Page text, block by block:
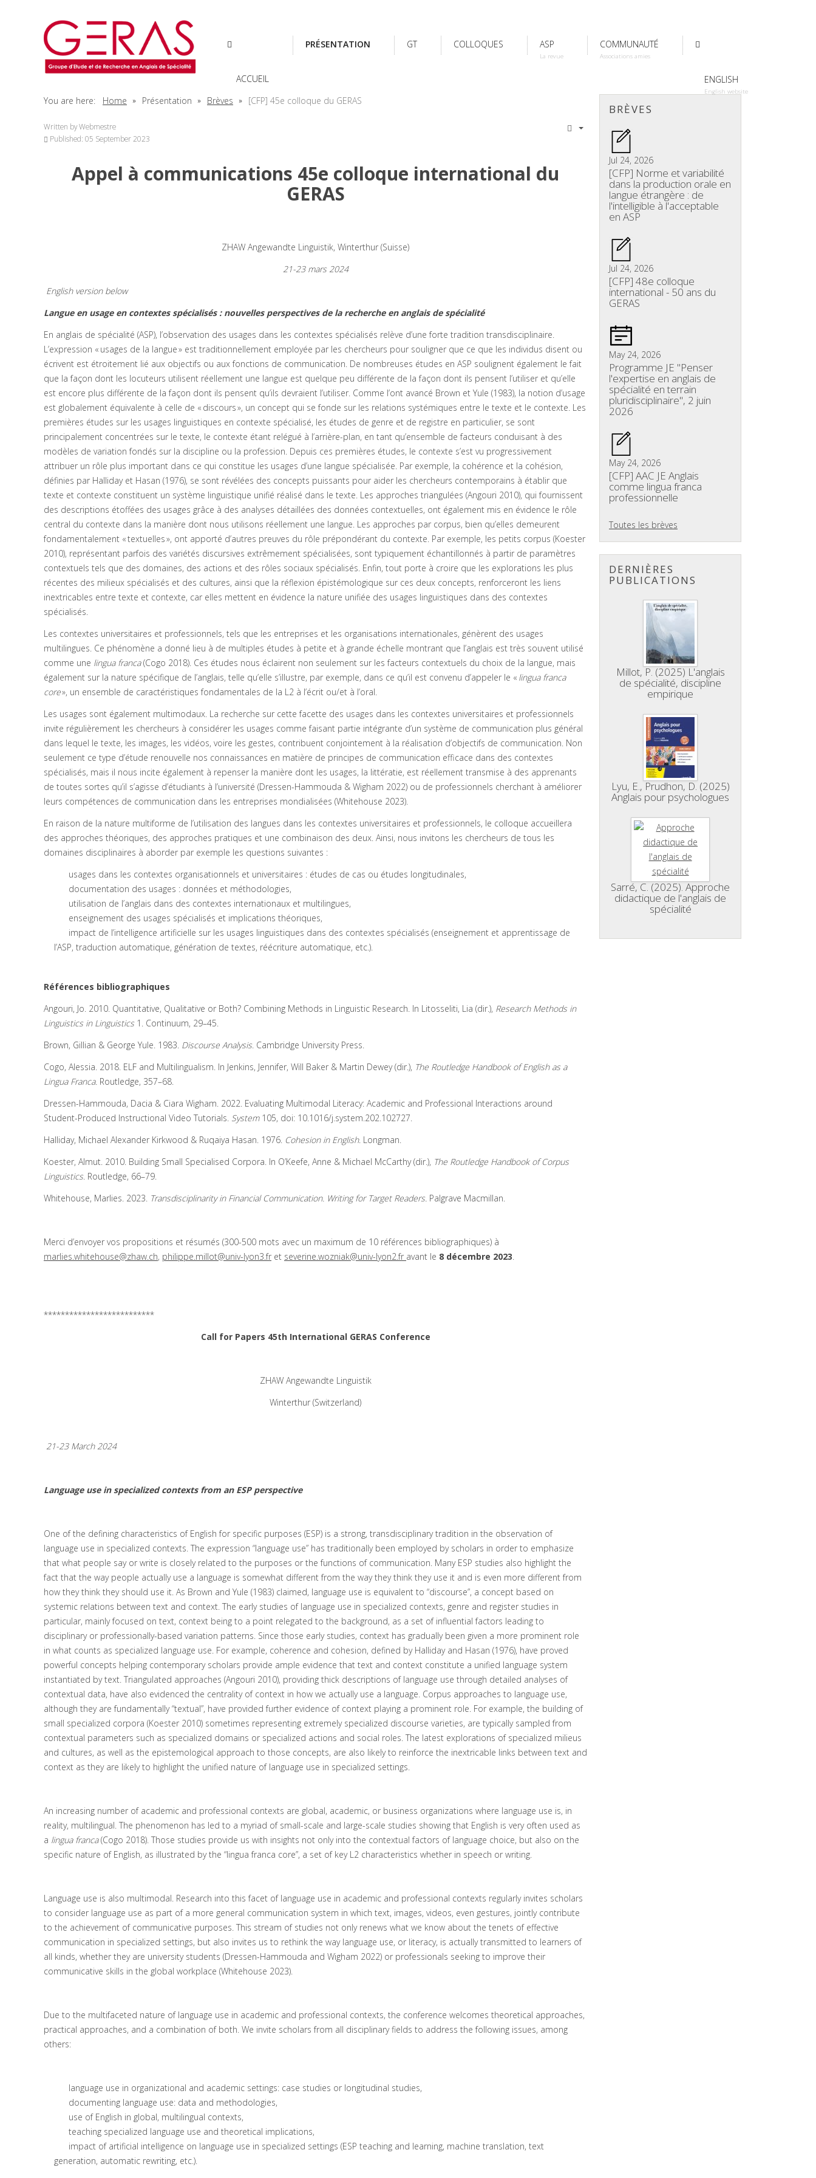
ACCUEIL
PRÉSENTATION GT COLLOQUES ASP
La revue
COMMUNAUTÉ
Associations amies
ENGLISH
English website
You are here: Home Présentation Brèves [CFP] 45e colloque du GERAS
Written byWebmestre
Published: 05 September 2023
Appel à communications 45e colloque international du
GERAS
ZHAW Angewandte Linguistik, Winterthur (Suisse)
21-23 mars 2024
English version below
Langue en usage en contextes spécialisés : nouvelles perspectives de la recherche en anglais de spécialité
En anglais de spécialité (ASP), l’observation des usages dans les contextes spécialisés relève d’une forte tradition transdisciplinaire.
L’expression « usages de la langue » est traditionnellement employée par les chercheurs pour souligner que ce que les individus disent ou
écrivent est étroitement lié aux objectifs ou aux fonctions de communication. De nombreuses études en ASP soulignent également le fait
que la façon dont les locuteurs utilisent réellement une langue est quelque peu différente de la façon dont ils pensent l’utiliser et qu’elle
est encore plus différente de la façon dont ils pensent qu’ils devraient l’utiliser. Comme l’ont avancé Brown et Yule (1983), la notion d’usage
est globalement équivalente à celle de « discours », un concept qui se fonde sur les relations systémiques entre le texte et le contexte. Les
premières études sur les usages linguistiques en contexte spécialisé, les études de genre et de registre en particulier, se sont
principalement concentrées sur le texte, le contexte étant relégué à l’arrière-plan, en tant qu’ensemble de facteurs conduisant à des
modèles de variation fondés sur la discipline ou la profession. Depuis ces premières études, le contexte s’est vu progressivement
attribuer un rôle plus important dans ce qui constitue les usages d’une langue spécialisée. Par exemple, la cohérence et la cohésion,
définies par Halliday et Hasan (1976), se sont révélées des concepts puissants pour aider les chercheurs contemporains à établir que
texte et contexte constituent un système linguistique unifié réalisé dans le texte. Les approches triangulées (Angouri 2010), qui fournissent
des descriptions étoffées des usages grâce à des analyses détaillées des données contextuelles, ont également mis en évidence le rôle
central du contexte dans la manière dont nous utilisons réellement une langue. Les approches par corpus, bien qu’elles demeurent
fondamentalement « textuelles », ont apporté d’autres preuves du rôle prépondérant du contexte. Par exemple, les petits corpus (Koester
2010), représentant parfois des variétés discursives extrêmement spécialisées, sont typiquement échantillonnés à partir de paramètres
contextuels tels que des domaines, des actions et des rôles sociaux spécialisés. Enfin, tout porte à croire que les explorations les plus
récentes des milieux spécialisés et des cultures, ainsi que la réflexion épistémologique sur ces deux concepts, renforceront les liens
inextricables entre texte et contexte, car elles mettent en évidence la nature unifiée des usages linguistiques dans des contextes
spécialisés.
Les contextes universitaires et professionnels, tels que les entreprises et les organisations internationales, génèrent des usages
multilingues. Ce phénomène a donné lieu à de multiples études à petite et à grande échelle montrant que l’anglais est très souvent utilisé
comme une lingua franca(Cogo 2018). Ces études nous éclairent non seulement sur les facteurs contextuels du choix de la langue, mais
également sur la nature spécifique de l’anglais, telle qu’elle s’illustre, par exemple, dans ce qu’il est convenu d’appeler le « lingua franca
core», un ensemble de caractéristiques fondamentales de la L2 à l’écrit ou/et à l’oral.
Les usages sont également multimodaux. La recherche sur cette facette des usages dans les contextes universitaires et professionnels
invite régulièrement les chercheurs à considérer les usages comme faisant partie intégrante d’un système de communication plus général
dans lequel le texte, les images, les vidéos, voire les gestes, contribuent conjointement à la réalisation d’objectifs de communication. Non
seulement ce type d’étude renouvelle nos connaissances en matière de principes de communication efficace dans des contextes
spécialisés, mais il nous incite également à repenser la manière dont les usages, la littératie, est réellement transmise à des apprenants
de toutes sortes qu’il s’agisse d’étudiants à l’université (Dressen-Hammouda & Wigham 2022) ou de professionnels cherchant à améliorer
leurs compétences de communication dans les entreprises mondialisées (Whitehouse 2023).
En raison de la nature multiforme de l’utilisation des langues dans les contextes universitaires et professionnels, le colloque accueillera
des approches théoriques, des approches pratiques et une combinaison des deux. Ainsi, nous invitons les chercheurs de tous les
domaines disciplinaires à aborder par exemple les questions suivantes :
usages dans les contextes organisationnels et universitaires : études de cas ou études longitudinales,
documentation des usages : données et méthodologies,
utilisation de l’anglais dans des contextes internationaux et multilingues,
enseignement des usages spécialisés et implications théoriques,
impact de l’intelligence artificielle sur les usages linguistiques dans des contextes spécialisés (enseignement et apprentissage de
l’ASP, traduction automatique, génération de textes, réécriture automatique, etc.).
Références bibliographiques
Angouri, Jo. 2010. Quantitative, Qualitative or Both? Combining Methods in Linguistic Research. In Litosseliti, Lia (dir.), Research Methods in
Linguistics in Linguistics 1. Continuum, 29–45.
Brown, Gillian & George Yule. 1983. Discourse Analysis. Cambridge University Press.
Cogo, Alessia. 2018. ELF and Multilingualism. In Jenkins, Jennifer, Will Baker & Martin Dewey (dir.), The Routledge Handbook of English as a
Lingua Franca. Routledge, 357–68.
Dressen-Hammouda, Dacia & Ciara Wigham. 2022. Evaluating Multimodal Literacy: Academic and Professional Interactions around
Student-Produced Instructional Video Tutorials. System105, doi: 10.1016/j.system.202.102727.
Halliday, Michael Alexander Kirkwood & Ruqaiya Hasan. 1976. Cohesion in English. Longman.
Koester, Almut. 2010. Building Small Specialised Corpora. In O’Keefe, Anne & Michael McCarthy (dir.), The Routledge Handbook of Corpus
Linguistics. Routledge, 66–79.
Whitehouse, Marlies. 2023. Transdisciplinarity in Financial Communication. Writing for Target Readers. Palgrave Macmillan.
Merci d’envoyer vos propositions et résumés (300-500 mots avec un maximum de 10 références bibliographiques) à
marlies.whitehouse@zhaw.ch, philippe.millot@univ-lyon3.fr et severine.wozniak@univ-lyon2.fr avant le 8 décembre 2023.
**************************
Call for Papers 45th International GERAS Conference
ZHAW Angewandte Linguistik
Winterthur (Switzerland)
21-23 March 2024
Language use in specialized contexts from an ESP perspective
One of the defining characteristics of English for specific purposes (ESP) is a strong, transdisciplinary tradition in the observation of
language use in specialized contexts. The expression “language use” has traditionally been employed by scholars in order to emphasize
that what people say or write is closely related to the purposes or the functions of communication. Many ESP studies also highlight the
fact that the way people actually use a language is somewhat different from the way they think they use it and is even more different from
how they think they should use it. As Brown and Yule (1983) claimed, language use is equivalent to “discourse”, a concept based on
systemic relations between text and context. The early studies of language use in specialized contexts, genre and register studies in
particular, mainly focused on text, context being to a point relegated to the background, as a set of influential factors leading to
disciplinary or professionally-based variation patterns. Since those early studies, context has gradually been given a more prominent role
in what counts as specialized language use. For example, coherence and cohesion, defined by Halliday and Hasan (1976), have proved
powerful concepts helping contemporary scholars provide ample evidence that text and context constitute a unified language system
instantiated by text. Triangulated approaches (Angouri 2010), providing thick descriptions of language use through detailed analyses of
contextual data, have also evidenced the centrality of context in how we actually use a language. Corpus approaches to language use,
although they are fundamentally “textual”, have provided further evidence of context playing a prominent role. For example, the building of
small specialized corpora (Koester 2010) sometimes representing extremely specialized discourse varieties, are typically sampled from
contextual parameters such as specialized domains or specialized actions and social roles. The latest explorations of specialized milieus
and cultures, as well as the epistemological approach to those concepts, are also likely to reinforce the inextricable links between text and
context as they are likely to highlight the unified nature of language use in specialized settings.
An increasing number of academic and professional contexts are global, academic, or business organizations where language use is, in
reality, multilingual. The phenomenon has led to a myriad of small-scale and large-scale studies showing that English is very often used as
a lingua franca(Cogo 2018). Those studies provide us with insights not only into the contextual factors of language choice, but also on the
specific nature of English, as illustrated by the “lingua franca core”, a set of key L2 characteristics whether in speech or writing.
Language use is also multimodal. Research into this facet of language use in academic and professional contexts regularly invites scholars
to consider language use as part of a more general communication system in which text, images, videos, even gestures, jointly contribute
to the achievement of communicative purposes. This stream of studies not only renews what we know about the tenets of effective
communication in specialized settings, but also invites us to rethink the way language use, or literacy, is actually transmitted to learners of
all kinds, whether they are university students (Dressen-Hammouda and Wigham 2022) or professionals seeking to improve their
communicative skills in the global workplace (Whitehouse 2023).
Due to the multifaceted nature of language use in academic and professional contexts, the conference welcomes theoretical approaches,
practical approaches, and a combination of both. We invite scholars from all disciplinary fields to address the following issues, among
others:
language use in organizational and academic settings: case studies or longitudinal studies,
documenting language use: data and methodologies,
use of English in global, multilingual contexts,
teaching specialized language use and theoretical implications,
impact of artificial intelligence on language use in specialized settings (ESP teaching and learning, machine translation, text
generation, automatic rewriting, etc.).
BRÈVES
Jul 24, 2026
[CFP] Norme et variabilité
dans la production orale en
langue étrangère : de
l'intelligible à l'acceptable
en ASP
Jul 24, 2026
[CFP] 48e colloque
international - 50 ans du
GERAS
May 24, 2026
Programme JE "Penser
l'expertise en anglais de
spécialité en terrain
pluridisciplinaire", 2 juin
2026
May 24, 2026
[CFP] AAC JE Anglais
comme lingua franca
professionnelle
Toutes les brèves
DERNIÈRES
PUBLICATIONS
Millot, P. (2025) L'anglais
de spécialité, discipline
empirique
Lyu, E., Prudhon, D. (2025)
Anglais pour psychologues
Sarré, C. (2025). Approche
didactique de l'anglais de
spécialité